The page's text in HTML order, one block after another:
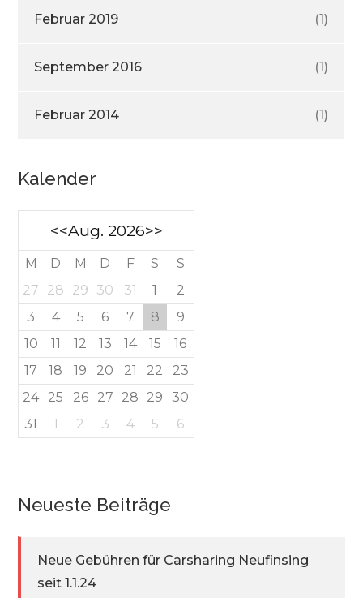
Februar 2019 (1)
September 2016 (1)
Februar 2014 (1)
Kalender
<<Aug. 2026>>
M D M D F S
S
27
28 29 30 31 1
2
3
4 5 6 7 8
9
10
11 12 13 14 15
16
17
18 19 20 21 22
23
24
25 26 27 28 29
30
31
1 2 3 4 5 6
Neueste Beiträge
Neue Gebühren für Carsharing Neufinsing
seit 1.1.24